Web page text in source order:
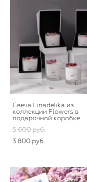
Свеча Linadelika из
коллекции Flowers в
подарочной коробке
5 600 pуб.
3 800 pуб.